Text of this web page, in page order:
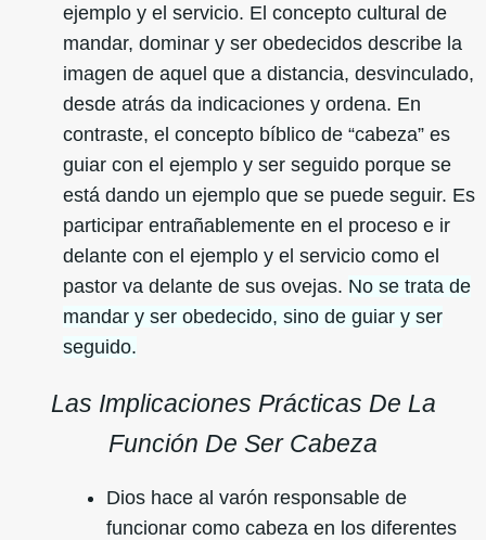
ejemplo y el servicio. El concepto cultural de
mandar, dominar y ser obedecidos describe la
imagen de aquel que a distancia, desvinculado,
desde atrás da indicaciones y ordena. En
contraste, el concepto bíblico de “cabeza” es
guiar con el ejemplo y ser seguido porque se
está dando un ejemplo que se puede seguir. Es
participar entrañablemente en el proceso e ir
delante con el ejemplo y el servicio como el
pastor va delante de sus ovejas. No se trata de
mandar y ser obedecido, sino de guiar y ser
seguido.
Las Implicaciones Prácticas De La
Función De Ser Cabeza
Dios hace al varón responsable de
funcionar como cabeza en los diferentes